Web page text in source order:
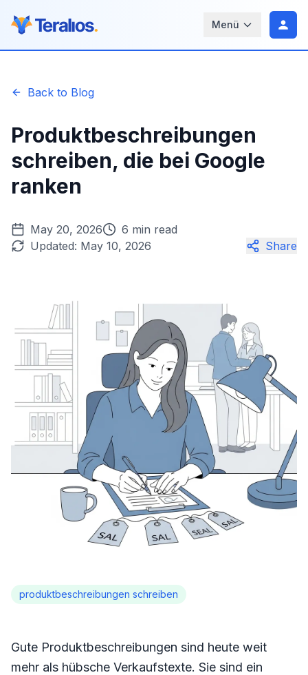
Menü
Back to Blog
Produktbeschreibungen
schreiben, die bei Google
ranken
May 20, 2026
6 min read
Updated: May 10, 2026 Share
produktbeschreibungen schreiben
Gute Produktbeschreibungen sind heute weit
mehr als hübsche Verkaufstexte. Sie sind ein